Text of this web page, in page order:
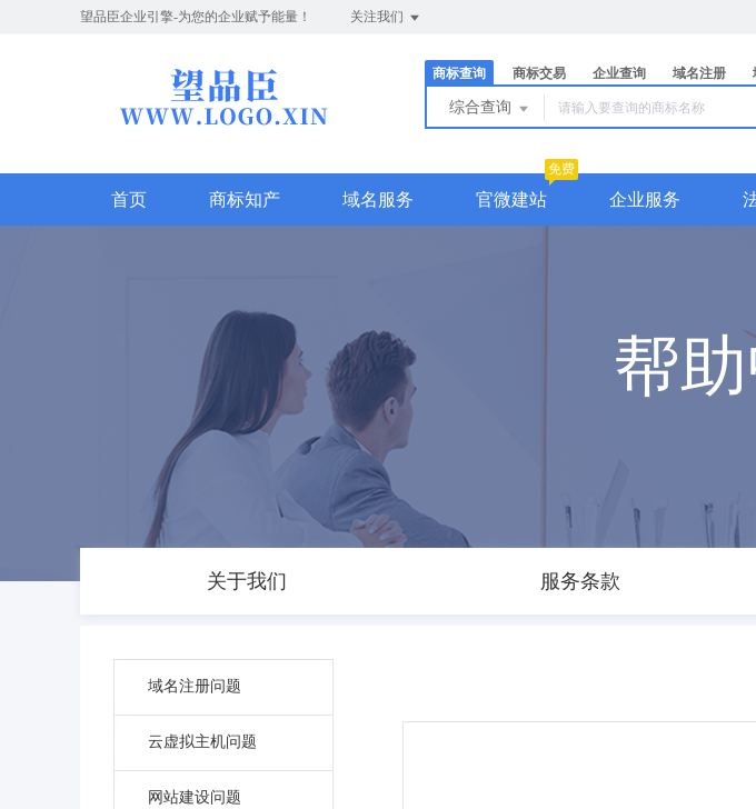
望品臣企业引擎-为您的企业赋予能量！ 关注我们
商标查询 商标交易 企业查询 域名注册
综合查询
首页 商标知产 域名服务 官微建站
免费
企业服务
帮
关于我们 服务条款
域名注册问题
云虚拟主机问题
网站建设问题